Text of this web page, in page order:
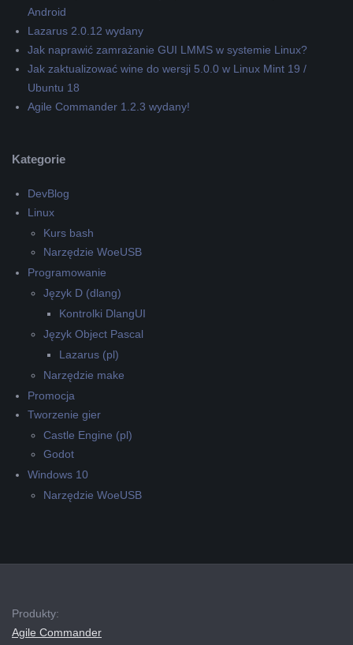
Android
Lazarus 2.0.12 wydany
Jak naprawić zamrażanie GUI LMMS w systemie Linux?
Jak zaktualizować wine do wersji 5.0.0 w Linux Mint 19 /
Ubuntu 18
Agile Commander 1.2.3 wydany!
Kategorie
DevBlog
Linux
Kurs bash
Narzędzie WoeUSB
Programowanie
Język D (dlang)
Kontrolki DlangUI
Język Object Pascal
Lazarus (pl)
Narzędzie make
Promocja
Tworzenie gier
Castle Engine (pl)
Godot
Windows 10
Narzędzie WoeUSB
Produkty:
Agile Commander